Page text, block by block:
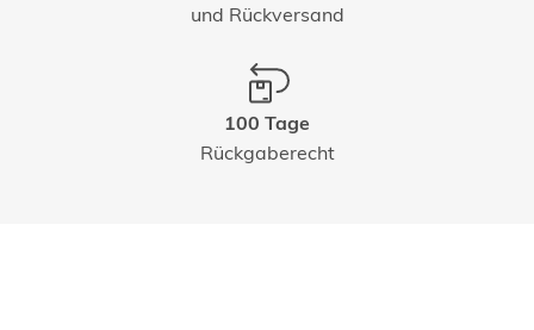
und Rückversand
100 Tage
Rückgaberecht